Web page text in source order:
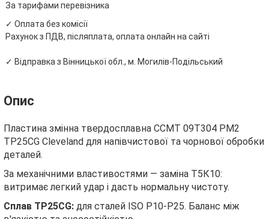
За тарифами перевізника
✓ Оплата без комісії
Рахунок з ПДВ, післяплата, оплата онлайн на сайті
✓ Відправка з Вінницької обл., м. Могилів-Подільський
Опис
Пластина змінна твердосплавна CCMT 09T304 PM2
TP25CG Cleveland для напівчистової та чорнової обробки
деталей.
За механічними властивостями — заміна Т5К10:
витримає легкий удар і дасть нормальну чистоту.
Сплав TP25CG: для сталей ISO P10-P25. Баланс між